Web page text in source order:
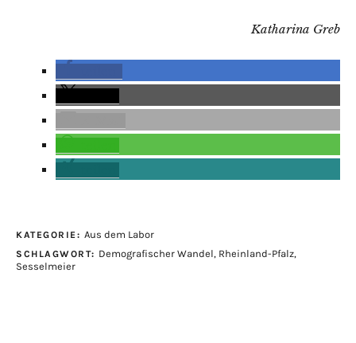
Katharina Greb
KATEGORIE: Aus dem Labor
SCHLAGWORT: Demografischer Wandel, Rheinland-Pfalz,
Sesselmeier